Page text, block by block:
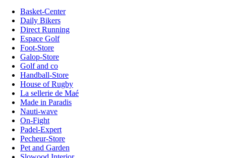
Basket-Center
Daily Bikers
Direct Running
Espace Golf
Foot-Store
Galop-Store
Golf and co
Handball-Store
House of Rugby
La sellerie de Maé
Made in Paradis
Nauti-wave
On-Fight
Padel-Expert
Pecheur-Store
Pet and Garden